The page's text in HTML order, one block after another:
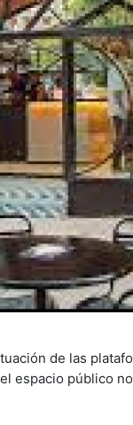
de las
espacio público